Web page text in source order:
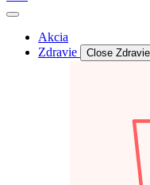
Akcia
Zdravie
Close Zdravie